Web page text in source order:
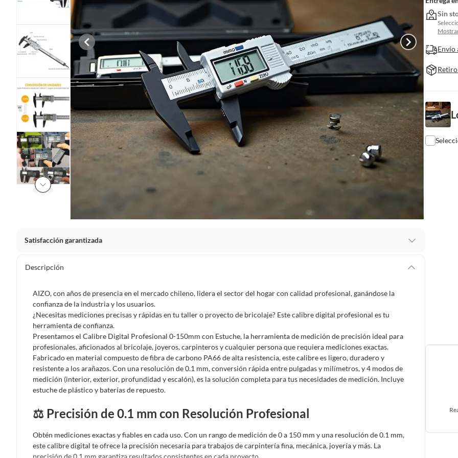
Satisfacción garantizada
Debe estar en perfecto estado, con todas sus etiquetas, sellos intactos y sin uso, tal como te lo entregamos. Ten
Productos que, por su naturaleza, no puedan ser devueltos, puedan deteriorarse o caducar con rapidez.
Confeccionados a la medida.
De uso personal.
En sodimac.cl te damos30 días desde que recibes el producto. Debe estar en perfecto estado, con todas sus
etiquetas y sin uso, tal como te lo entregamos.
Productos digitales que se entregan a través de una descarga electrónica, por ejemplo, cupones de experiencia o
programas para el computador.
Productos que han sido informados como imperfectos, usados, reparados, abiertos, de segunda selección,
Alimentos, bebidas, medicamentos, suplementos alimenticios, vitaminas, entre otros análogos.
Pinturas de un color a solicitud.
Descripción
AIZO, con años de presencia en el mercado chileno, lidera el sector del hogar con calidad profesional, ganándose la
confianza de la industria y los usuarios.
¿Necesitas mediciones precisas y rápidas en tu taller o proyecto de bricolaje? Este calibre digital profesional es tu
herramienta de confianza.
Presentamos el Calibre Digital Profesional 0-150mm con Estuche, la herramienta de medición de precisión ideal para
profesionales, aficionados al bricolaje, joyeros, carpinteros y cualquier persona que requiera mediciones exactas.
Fabricado en material compuesto de fibra de carbono PA66 de alta resistencia, este calibre es ligero, duradero y
resistente a los arañazos. Con una resolución de 0.1 mm, conversión rápida entre pulgadas y milímetros, y 4 modos de
medición (interior, exterior, profundidad y escalón), es la solución completa para tus necesidades de medición. Incluye
estuche de plástico y baterías de repuesto.
⚖️ Precisión de 0.1 mm con Resolución Profesional
Obtén mediciones exactas y fiables en cada uso. Con un rango de medición de 0 a 150 mm y una resolución de 0.1 mm,
este calibre digital te ofrece la precisión necesaria para trabajos de carpintería fina, mecánica, joyería y más. La
precisión de 0.1 mm garantiza resultados consistentes en cada proyecto.
Sin
Envío